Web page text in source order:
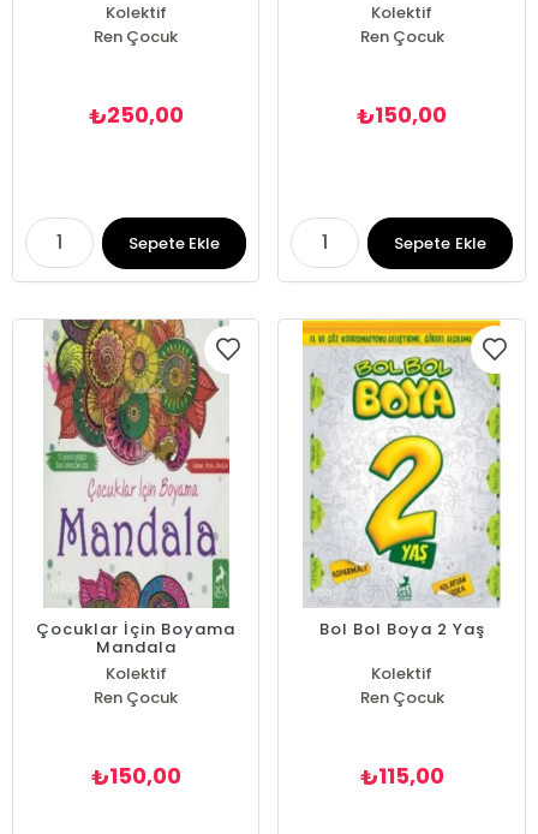
Kolektif
Ren Çocuk
₺250,00
Sepete Ekle
Kolektif
Ren Çocuk
₺150,00
Sepete Ekle
Çocuklar İçin Boyama
Mandala
Kolektif
Ren Çocuk
₺150,00
Bol Bol Boya 2 Yaş
Kolektif
Ren Çocuk
₺115,00